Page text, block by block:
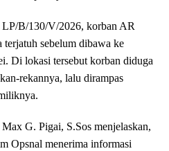
B/130/V/2026, korban AR
terjatuh sebelum dibawa ke
Di lokasi tersebut korban diduga
rekannya, lalu dirampas
G. Pigai, S.Sos menjelaskan,
Opsnal menerima informasi